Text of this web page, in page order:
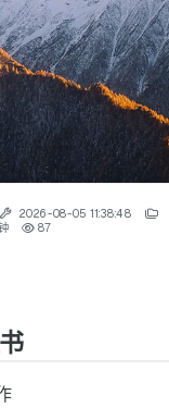
2026-08-05 11:38:48
87